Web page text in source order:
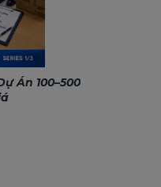
Án 100–500